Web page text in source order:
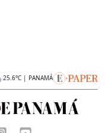
25.6°C | PANAMÁ